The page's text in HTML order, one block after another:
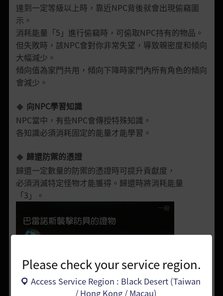
Please check your service region.
Access Service Region : Black Desert (Taiwan
/ Hong Kong / Macau)
達到一定等級以上時，靠近NPC背後就會出現偷竊圖
示。
消耗能量「5」進行偷竊時，可偷取NPC持有的物品。
但失敗時，該NPC會對你非常失望，導致親密度和傾向
大幅減少。
傾向值為家門共用，傾向下降時家門內所有角色的傾向
會減少。
向NPC學習知識
NPC當中，有些NPC會傳授特殊知識。
各知識必須消耗固定的能量才能學習。
歸還防禦的憑證
歸還一定數量的防禦的憑證時可提升貢獻度，
必須消滅特定怪物才能獲得。歸還時將消耗能量
「3」。